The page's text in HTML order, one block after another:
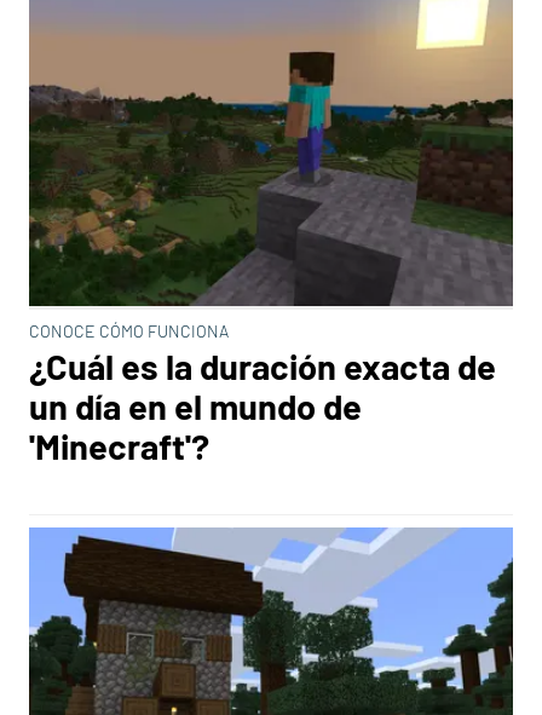
CONOCE CÓMO FUNCIONA
¿Cuál es la duración exacta de
un día en el mundo de
'Minecraft'?